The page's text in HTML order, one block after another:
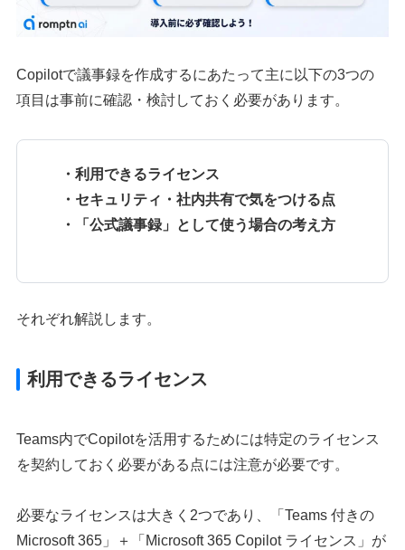
Copilotで議事録を作成するにあたって主に以下の3つの
項目は事前に確認・検討しておく必要があります。
・利用できるライセンス
・セキュリティ・社内共有で気をつける点
・「公式議事録」として使う場合の考え方
それぞれ解説します。
利用できるライセンス
Teams内でCopilotを活用するためには特定のライセンス
を契約しておく必要がある点には注意が必要です。
必要なライセンスは大きく2つであり、「Teams 付きの
Microsoft 365」＋「Microsoft 365 Copilot ライセンス」が